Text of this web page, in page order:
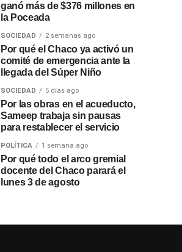
ganó más de $376 millones en
la Poceada
SOCIEDAD 2 semanas ago
Por qué el Chaco ya activó un
comité de emergencia ante la
llegada del Súper Niño
SOCIEDAD 5 días ago
Por las obras en el acueducto,
Sameep trabaja sin pausas
para restablecer el servicio
POLÍTICA 1 semana ago
Por qué todo el arco gremial
docente del Chaco parará el
lunes 3 de agosto